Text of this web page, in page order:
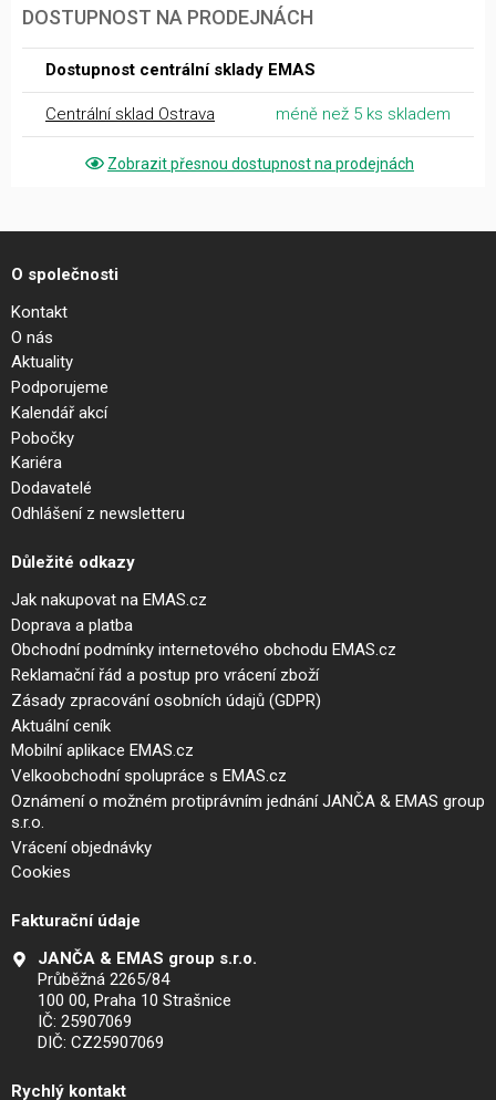
DOSTUPNOST NA PRODEJNÁCH
Dostupnost centrální sklady EMAS
Centrální sklad Ostrava méně než 5 ks skladem
Zobrazit přesnou dostupnost na prodejnách
O společnosti
Kontakt
O nás
Aktuality
Podporujeme
Kalendář akcí
Pobočky
Kariéra
Dodavatelé
Odhlášení z newsletteru
Důležité odkazy
Jak nakupovat na EMAS.cz
Doprava a platba
Obchodní podmínky internetového obchodu EMAS.cz
Reklamační řád a postup pro vrácení zboží
Zásady zpracování osobních údajů (GDPR)
Aktuální ceník
Mobilní aplikace EMAS.cz
Velkoobchodní spolupráce s EMAS.cz
Oznámení o možném protiprávním jednání JANČA & EMAS group
s.r.o.
Vrácení objednávky
Cookies
Fakturační údaje
JANČA & EMAS group s.r.o.
Průběžná 2265/84
100 00, Praha 10 Strašnice
IČ: 25907069
DIČ: CZ25907069
Rychlý kontakt